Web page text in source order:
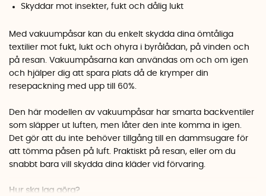
Skyddar mot insekter, fukt och dålig lukt
Med vakuumpåsar kan du enkelt skydda dina ömtåliga
textilier mot fukt, lukt och ohyra i byrålådan, på vinden och
på resan. Vakuumpåsarna kan användas om och om igen
och hjälper dig att spara plats då de krymper din
resepackning med upp till 60%.
Den här modellen av vakuumpåsar har smarta backventiler
som släpper ut luften, men låter den inte komma in igen.
Det gör att du inte behöver tillgång till en dammsugare för
att tömma påsen på luft. Praktiskt på resan, eller om du
snabbt bara vill skydda dina kläder vid förvaring.
Hur ska jag göra?